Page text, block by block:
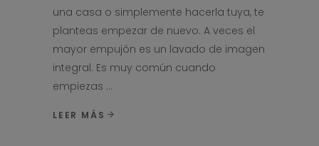
una casa o simplemente hacerla tuya, te
planteas empezar de nuevo. A veces el
mayor empujón es un lavado de imagen
integral. Es muy común cuando
empiezas
LEER MÁS